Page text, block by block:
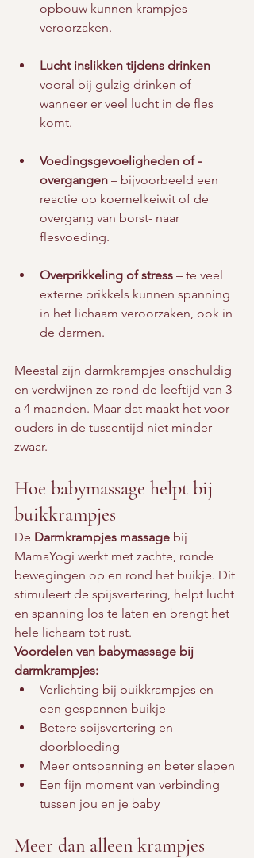
opbouw kunnen krampjes
veroorzaken.
Lucht inslikken tijdens drinken –
vooral bij gulzig drinken of
wanneer er veel lucht in de fles
komt.
Voedingsgevoeligheden of -
overgangen – bijvoorbeeld een
reactie op koemelkeiwit of de
overgang van borst- naar
flesvoeding.
Overprikkeling of stress – te veel
externe prikkels kunnen spanning
in het lichaam veroorzaken, ook in
de darmen.
Meestal zijn darmkrampjes onschuldig
en verdwijnen ze rond de leeftijd van 3
a 4 maanden. Maar dat maakt het voor
ouders in de tussentijd niet minder
zwaar.
Hoe babymassage helpt bij
buikkrampjes
De Darmkrampjes massage bij
MamaYogi werkt met zachte, ronde
bewegingen op en rond het buikje. Dit
stimuleert de spijsvertering, helpt lucht
en spanning los te laten en brengt het
hele lichaam tot rust.
Voordelen van babymassage bij
darmkrampjes:
Verlichting bij buikkrampjes en
een gespannen buikje
Betere spijsvertering en
doorbloeding
Meer ontspanning en beter slapen
Een fijn moment van verbinding
tussen jou en je baby
Meer dan alleen krampjes